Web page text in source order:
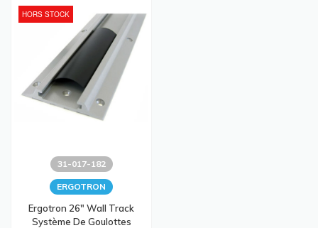
HORS STOCK
31-017-182
ERGOTRON
Ergotron 26" Wall Track
Système De Goulottes